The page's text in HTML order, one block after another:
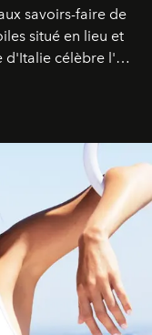
savoirs-faire de
situé en lieu et
d'Italie célèbre l'art
intemporelle.